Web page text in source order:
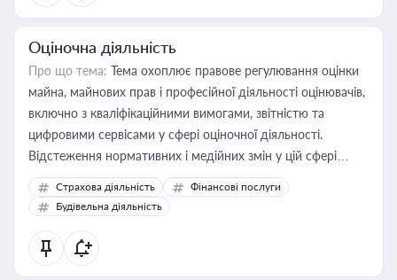
Оціночна діяльність
Про що тема: Тема охоплює правове регулювання оцінки
майна, майнових прав і професійної діяльності оцінювачів,
включно з кваліфікаційними вимогами, звітністю та
цифровими сервісами у сфері оціночної діяльності.
Відстеження нормативних і медійних змін у цій сфері
корисне для власника бізнесу, керівника, юриста або
бухгалтера під час оподаткування, приватизації, оренди
державного майна, корпоративних угод і перевірки
статусу суб'єктів оціночної діяльності
Страхова діяльність
Фінансові послуги
Будівельна діяльність